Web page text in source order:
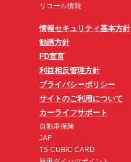
リコール情報
情報セキュリティ基本方針
勧誘方針
FD宣言
利益相反管理方針
プライバシーポリシー
サイトのご利用について
カーライフサポート
自動車保険
JAF
TS-CUBIC CARD